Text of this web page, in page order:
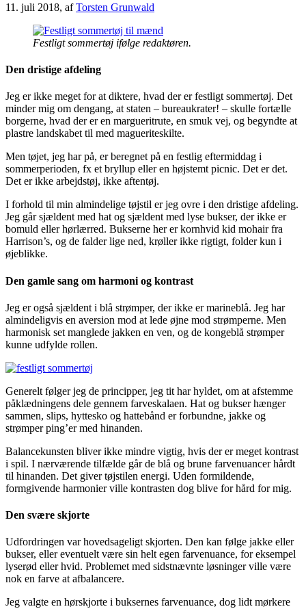
11. juli 2018, afTorsten Grunwald
Festligt sommertøj ifølge redaktøren.
Den dristige afdeling
Jeg er ikke meget for at diktere, hvad der er festligt sommertøj. Det
minder mig om dengang, at staten – bureaukrater! – skulle fortælle
borgerne, hvad der er en margueritrute, en smuk vej, og begyndte at
plastre landskabet til med magueriteskilte.
Men tøjet, jeg har på, er beregnet på en festlig eftermiddag i
sommerperioden, fx et bryllup eller en højstemt picnic. Det er det.
Det er ikke arbejdstøj, ikke aftentøj.
I forhold til min almindelige tøjstil er jeg ovre i den dristige afdeling.
Jeg går sjældent med hat og sjældent med lyse bukser, der ikke er
bomuld eller hørlærred. Bukserne her er kornhvid kid mohair fra
Harrison’s, og de falder lige ned, krøller ikke rigtigt, folder kun i
øjeblikke.
Den gamle sang om harmoni og kontrast
Jeg er også sjældent i blå strømper, der ikke er marineblå. Jeg har
almindeligvis en aversion mod at lede øjne mod strømperne. Men
harmonisk set manglede jakken en ven, og de kongeblå strømper
kunne udfylde rollen.
Generelt følger jeg de principper, jeg tit har hyldet, om at afstemme
påklædningens dele gennem farveskalaen. Hat og bukser hænger
sammen, slips, hyttesko og hattebånd er forbundne, jakke og
strømper ping’er med hinanden.
Balancekunsten bliver ikke mindre vigtig, hvis der er meget kontrast
i spil. I nærværende tilfælde går de blå og brune farvenuancer hårdt
til hinanden. Det giver tøjstilen energi. Uden formildende,
formgivende harmonier ville kontrasten dog blive for hård for mig.
Den svære skjorte
Udfordringen var hovedsageligt skjorten. Den kan følge jakke eller
bukser, eller eventuelt være sin helt egen farvenuance, for eksempel
lyserød eller hvid. Problemet med sidstnævnte løsninger ville være
nok en farve at afbalancere.
Jeg valgte en hørskjorte i buksernes farvenuance, dog lidt mørkere